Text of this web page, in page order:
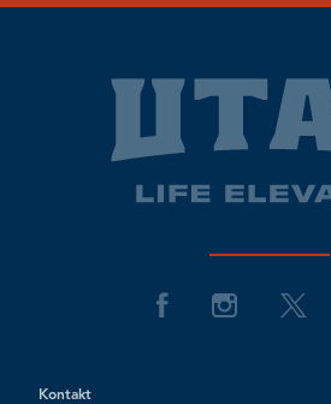
Kontakt